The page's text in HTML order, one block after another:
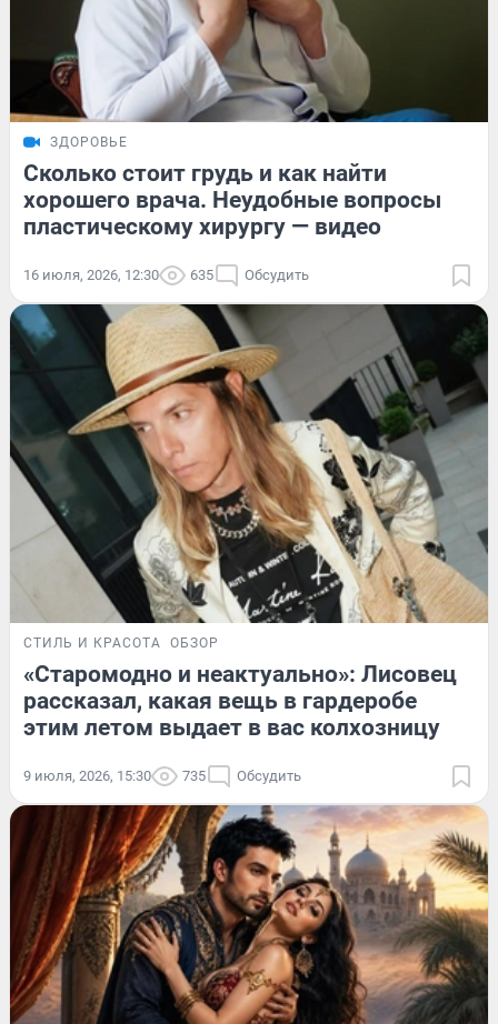
ЗДОРОВЬЕ
Сколько стоит грудь и как найти
хорошего врача. Неудобные вопросы
пластическому хирургу — видео
16 июля, 2026, 12:30 635 Обсудить
СТИЛЬ И КРАСОТА ОБЗОР
«Старомодно и неактуально»: Лисовец
рассказал, какая вещь в гардеробе
этим летом выдает в вас колхозницу
9 июля, 2026, 15:30 735 Обсудить